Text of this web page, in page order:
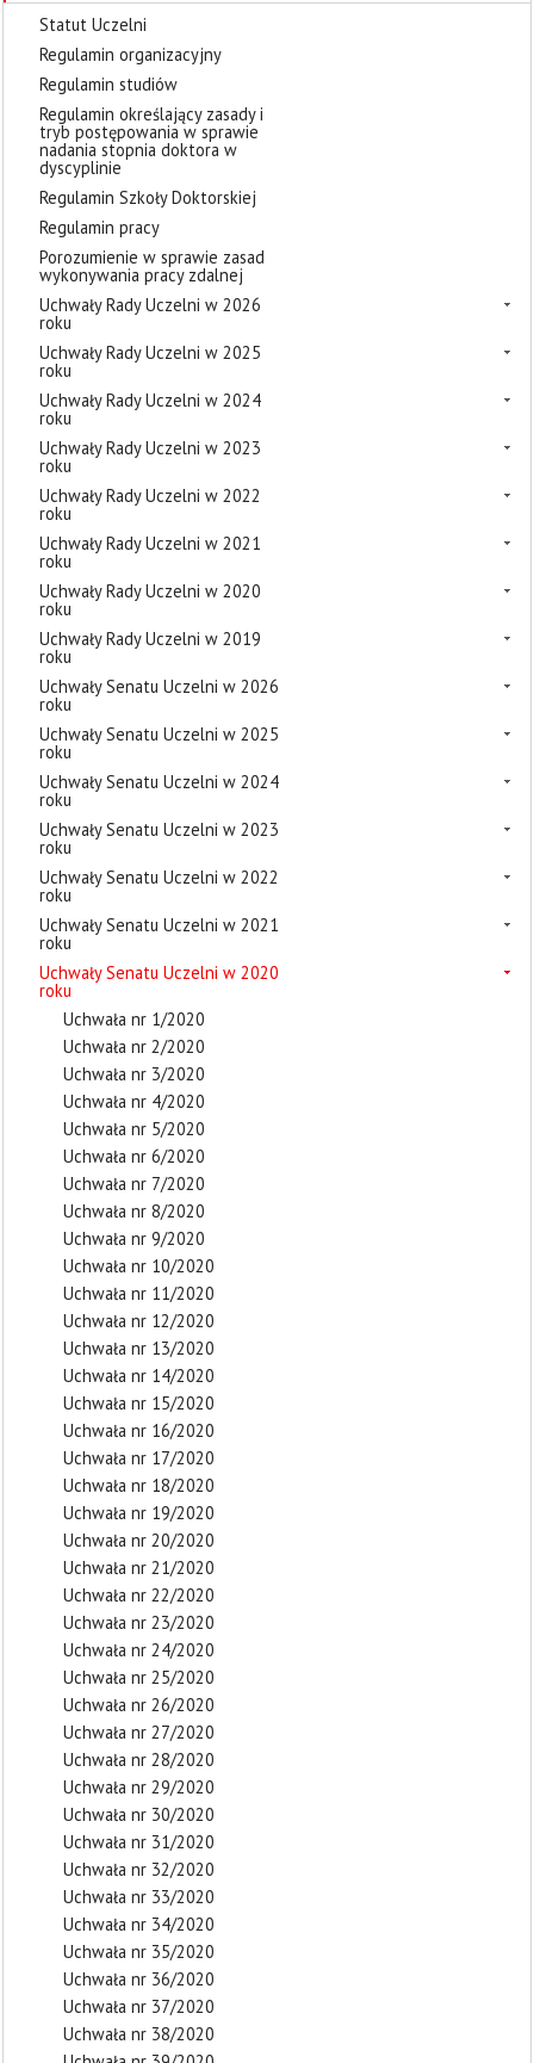
Statut Uczelni
Regulamin organizacyjny
Regulamin studiów
Regulamin określający zasady i
tryb postępowania w sprawie
nadania stopnia doktora w
dyscyplinie
Regulamin Szkoły Doktorskiej
Regulamin pracy
Porozumienie w sprawie zasad
wykonywania pracy zdalnej
Uchwały Rady Uczelni w 2026
roku
Uchwały Rady Uczelni w 2025
roku
Uchwały Rady Uczelni w 2024
roku
Uchwały Rady Uczelni w 2023
roku
Uchwały Rady Uczelni w 2022
roku
Uchwały Rady Uczelni w 2021
roku
Uchwały Rady Uczelni w 2020
roku
Uchwały Rady Uczelni w 2019
roku
Uchwały Senatu Uczelni w 2026
roku
Uchwały Senatu Uczelni w 2025
roku
Uchwały Senatu Uczelni w 2024
roku
Uchwały Senatu Uczelni w 2023
roku
Uchwały Senatu Uczelni w 2022
roku
Uchwały Senatu Uczelni w 2021
roku
Uchwały Senatu Uczelni w 2020
roku
Uchwała nr 1/2020
Uchwała nr 2/2020
Uchwała nr 3/2020
Uchwała nr 4/2020
Uchwała nr 5/2020
Uchwała nr 6/2020
Uchwała nr 7/2020
Uchwała nr 8/2020
Uchwała nr 9/2020
Uchwała nr 10/2020
Uchwała nr 11/2020
Uchwała nr 12/2020
Uchwała nr 13/2020
Uchwała nr 14/2020
Uchwała nr 15/2020
Uchwała nr 16/2020
Uchwała nr 17/2020
Uchwała nr 18/2020
Uchwała nr 19/2020
Uchwała nr 20/2020
Uchwała nr 21/2020
Uchwała nr 22/2020
Uchwała nr 23/2020
Uchwała nr 24/2020
Uchwała nr 25/2020
Uchwała nr 26/2020
Uchwała nr 27/2020
Uchwała nr 28/2020
Uchwała nr 29/2020
Uchwała nr 30/2020
Uchwała nr 31/2020
Uchwała nr 32/2020
Uchwała nr 33/2020
Uchwała nr 34/2020
Uchwała nr 35/2020
Uchwała nr 36/2020
Uchwała nr 37/2020
Uchwała nr 38/2020